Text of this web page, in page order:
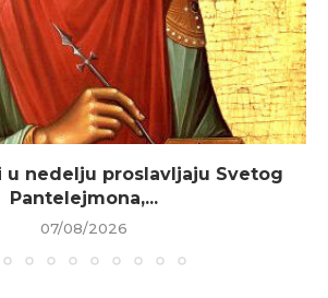
u nedelju proslavljaju Svetog
Pantelejmona,...
07/08/2026